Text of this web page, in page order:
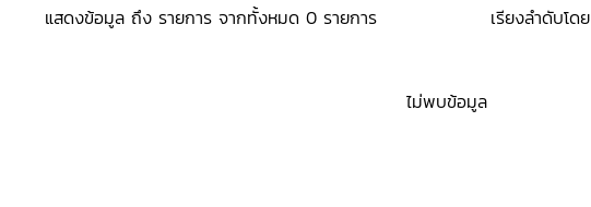
แสดงข้อมูล ถึง รายการ จากทั้งหมด 0 รายการ เรียงลำดับโดย
ไม่พบข้อมูล